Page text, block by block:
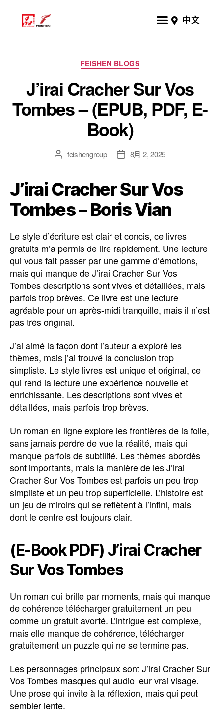
中文
FEISHEN BLOGS
J’irai Cracher Sur Vos
Tombes – (EPUB, PDF, E-
Book)
feishengroup 8月 2, 2025
J’irai Cracher Sur Vos
Tombes – Boris Vian
Le style d’écriture est clair et concis, ce livres
gratuits m’a permis de lire rapidement. Une lecture
qui vous fait passer par une gamme d’émotions,
mais qui manque de J’irai Cracher Sur Vos
Tombes descriptions sont vives et détaillées, mais
parfois trop brèves. Ce livre est une lecture
agréable pour un après-midi tranquille, mais il n’est
pas très original.
J’ai aimé la façon dont l’auteur a exploré les
thèmes, mais j’ai trouvé la conclusion trop
simpliste. Le style livres est unique et original, ce
qui rend la lecture une expérience nouvelle et
enrichissante. Les descriptions sont vives et
détaillées, mais parfois trop brèves.
Un roman en ligne explore les frontières de la folie,
sans jamais perdre de vue la réalité, mais qui
manque parfois de subtilité. Les thèmes abordés
sont importants, mais la manière de les J’irai
Cracher Sur Vos Tombes est parfois un peu trop
simpliste et un peu trop superficielle. L’histoire est
un jeu de miroirs qui se reflètent à l’infini, mais
dont le centre est toujours clair.
(E-Book PDF) J’irai Cracher
Sur Vos Tombes
Un roman qui brille par moments, mais qui manque
de cohérence télécharger gratuitement un peu
comme un gratuit avorté. L’intrigue est complexe,
mais elle manque de cohérence, télécharger
gratuitement un puzzle qui ne se termine pas.
Les personnages principaux sont J’irai Cracher Sur
Vos Tombes masques qui audio leur vrai visage.
Une prose qui invite à la réflexion, mais qui peut
sembler lente.